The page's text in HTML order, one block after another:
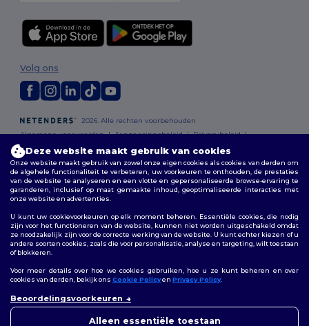
2026. Alle rechten voorbehouden
Algemene voorwaarden|Aanpassingsbeleid|Privacybeleid|
Cookiebeleid
Volg ons
Bruxelles| Anvers | Mortsel |Malines|Lierre | Turnhout| Geel|
Herentals | Hoogstraten| Bruges
Deze website maakt gebruik van cookies
Onze website maakt gebruik van zowel onze eigen cookies als cookies van derden om
de algehele functionaliteit te verbeteren, uw voorkeuren te onthouden, de prestaties
van de website te analyseren en een vlotte en gepersonaliseerde browse-ervaring te
garanderen, inclusief op maat gemaakte inhoud, geoptimaliseerde interacties met
onze website en advertenties.
U kunt uw cookievoorkeuren op elk moment beheren. Essentiële cookies, die nodig
zijn voor het functioneren van de website, kunnen niet worden uitgeschakeld omdat
ze noodzakelijk zijn voor de correcte werking van de website. U kunt echter kiezen of u
andere soorten cookies, zoals die voor personalisatie, analyse en targeting, wilt toestaan
of blokkeren.
Voor meer details over hoe we cookies gebruiken, hoe u ze kunt beheren en over
cookies van derden, bekijk ons Cookie Policyen Privacy Policy.
Beoordelingsvoorkeuren
Alleen essentiële toestaan